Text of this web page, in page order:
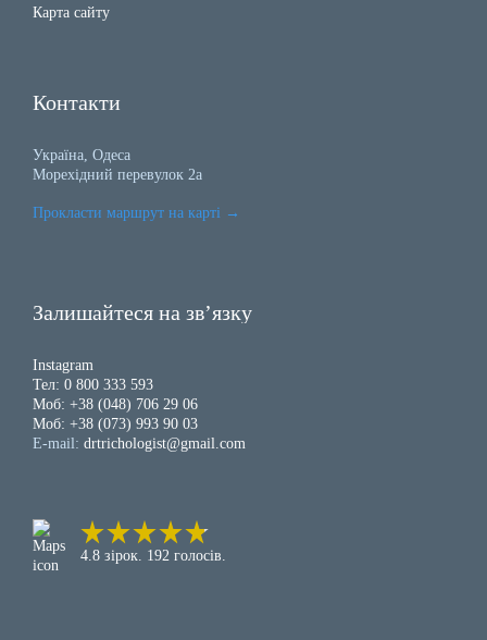
Карта сайту
Контакти
Україна, Одеса
Морехідний перевулок 2а
Прокласти маршрут на карті →
Залишайтеся на зв’язку
Instagram
Тел: 0 800 333 593
Моб: +38 (048) 706 29 06
Моб: +38 (073) 993 90 03
E-mail: drtrichologist@gmail.com
4.8 зірок. 192 голосів.